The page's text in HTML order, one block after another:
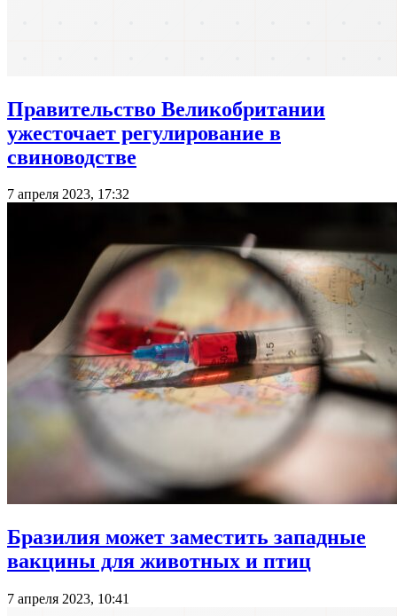
Правительство Великобритании
ужесточает регулирование в
свиноводстве
7 апреля 2023, 17:32
Бразилия может заместить западные
вакцины для животных и птиц
7 апреля 2023, 10:41